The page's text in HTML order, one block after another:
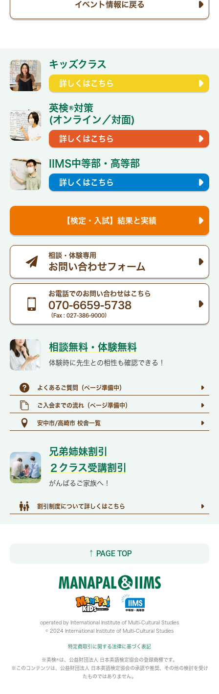
イベント情報に戻る
キッズクラス
詳しくはこちら
英検®対策
(オンライン／対面)
詳しくはこちら
IIMS中等部・高等部
詳しくはこちら
【検定・入試】結果と実績
相談・体験専用
お問い合わせフォーム
お電話でのお問い合わせはこちら
070-6659-5738
（Fax : 027-386-9000）
相談無料・体験無料​
体験時に先生との相性も確認できる！
よくあるご質問（ページ準備中）
ご入会までの流れ（ページ準備中）
安中市/高崎市 校舎一覧
兄弟姉妹割引
２クラス受講割引
がんばるご家族へ！
割引制度について詳しくはこちら
↑ PAGE TOP
operated by International Institute of Multi-Cultural Studies
© 2024 International Institute of Multi-Cultural Studies
特定商取引に関する法律に基づく表記
※英検®は、公益財団法人 日本英語検定協会の登録商標です。
※このコンテンツは、公益財団法人 日本英語検定協会の承認や推奨、その他の検討を受け
たものではありません。